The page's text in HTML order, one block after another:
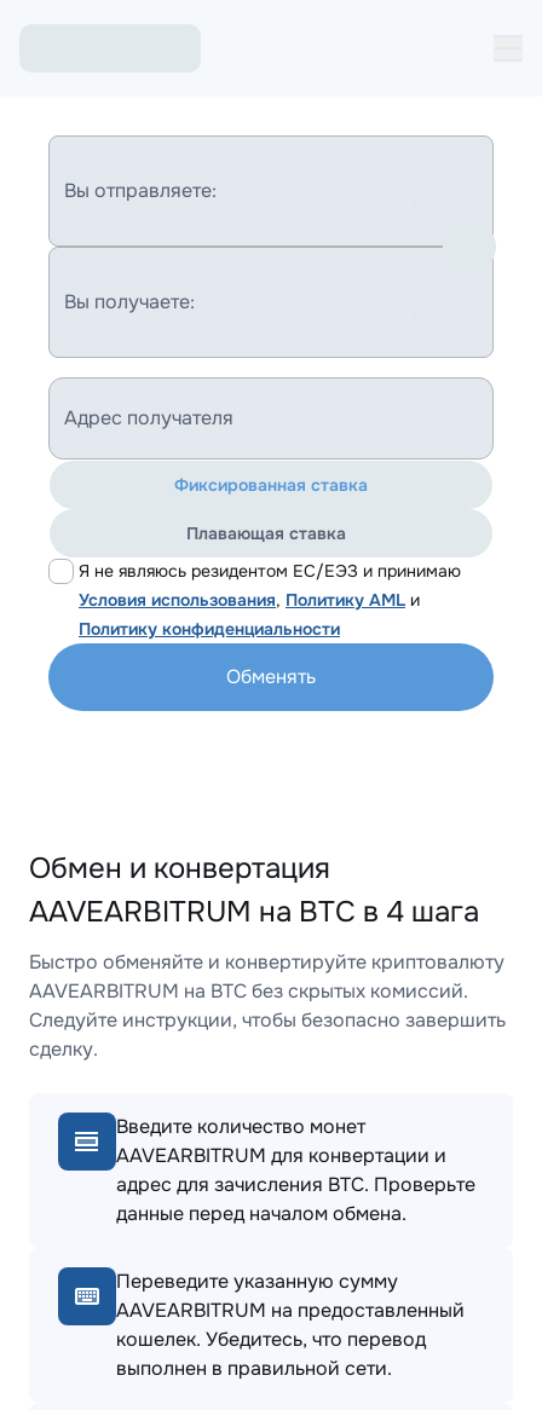
Вы отправляете:
Вы получаете:
Адрес получателя
Я не являюсь резидентом ЕС/ЕЭЗ и принимаю
Условия использования, Политику AML и
Политику конфиденциальности
Фиксированная ставка
Плавающая ставка
Обменять
Обмен и конвертация
AAVEARBITRUM на BTC в 4 шага
Быстро обменяйте и конвертируйте криптовалюту
AAVEARBITRUM на BTC без скрытых комиссий.
Следуйте инструкции, чтобы безопасно завершить
сделку.
Введите количество монет
AAVEARBITRUM для конвертации и
адрес для зачисления BTC. Проверьте
данные перед началом обмена.
Переведите указанную сумму
AAVEARBITRUM на предоставленный
кошелек. Убедитесь, что перевод
выполнен в правильной сети.